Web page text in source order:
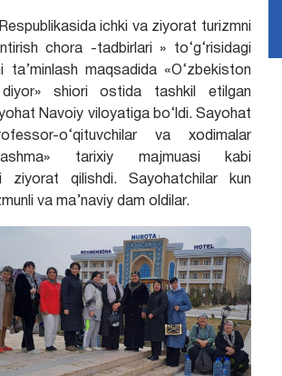
ichki va ziyorat turizmni
chora -tadbirlari » to‘g‘risidagi
ta’minlash maqsadida «O‘zbekiston
diyor» shiori ostida tashkil etilgan
Navoiy viloyatiga bo‘ldi. Sayohat
o‘qituvchilar va xodimalar
tarixiy majmuasi kabi
ziyorat qilishdi. Sayohatchilar kun
va ma’naviy dam oldilar.